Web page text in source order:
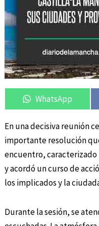
Compartir
en
WhatsApp
En una decisiva reunión
importante resolución
encuentro, caracterizado
y acordó un curso de
los implicados y la
Durante la sesión, se
Compartir
en